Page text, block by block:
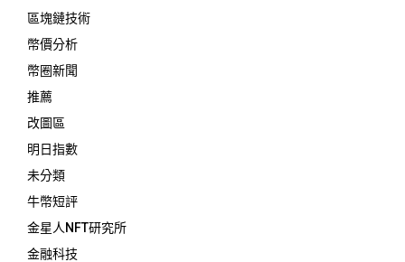
區塊鏈技術
幣價分析
幣圈新聞
推薦
改圖區
明日指數
未分類
牛幣短評
金星人NFT研究所
金融科技